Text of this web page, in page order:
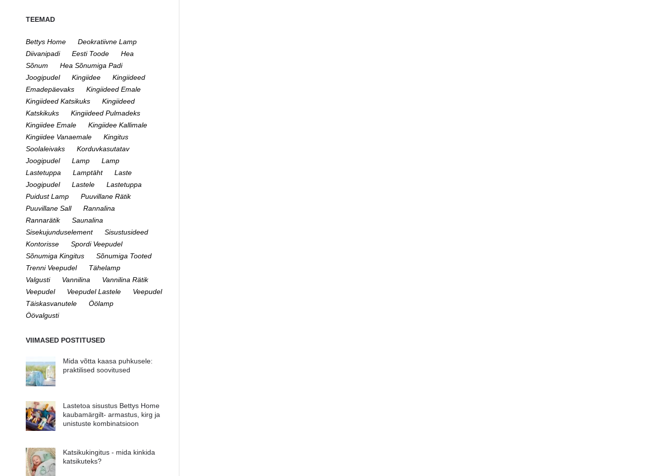
TEEMAD
Bettys Home
Deokratiivne Lamp
Diivanipadi
Eesti Toode
Hea
Sõnum
Hea Sõnumiga Padi
Joogipudel
Kingiidee
Kingiideed
Emadepäevaks
Kingiideed Emale
Kingiideed Katsikuks
Kingiideed
Katskikuks
Kingiideed Pulmadeks
Kingiidee Emale
Kingiidee Kallimale
Kingiidee Vanaemale
Kingitus
Soolaleivaks
Korduvkasutatav
Joogipudel
Lamp
Lamp
Lastetuppa
Lamptäht
Laste
Joogipudel
Lastele
Lastetuppa
Puidust Lamp
Puuvillane Rätik
Puuvillane Sall
Rannalina
Rannarätik
Saunalina
Sisekujunduselement
Sisustusideed
Kontorisse
Spordi Veepudel
Sõnumiga Kingitus
Sõnumiga Tooted
Trenni Veepudel
Tähelamp
Valgusti
Vannilina
Vannilina Rätik
Veepudel
Veepudel Lastele
Veepudel
Täiskasvanutele
Öölamp
Öövalgusti
VIIMASED POSTITUSED
Mida võtta kaasa puhkusele:
praktilised soovitused
Lastetoa sisustus Bettys Home
kaubamärgilt- armastus, kirg ja
unistuste kombinatsioon
Katsikukingitus - mida kinkida
katsikuteks?